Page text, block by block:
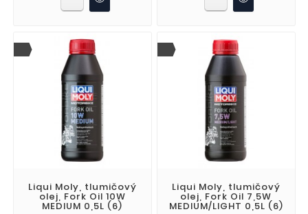
Liqui Moly, tlumičový
olej, Fork Oil 10W
MEDIUM 0,5L (6)
Liqui Moly, tlumičový
olej, Fork Oil 7,5W
MEDIUM/LIGHT 0,5L (6)